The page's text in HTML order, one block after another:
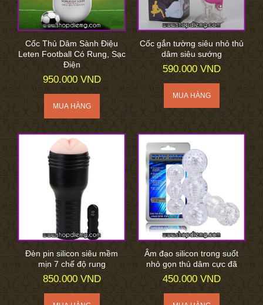
Cốc Thủ Dâm Sành Điệu
Leten Football Có Rung, Sạc
Điện
950.000 VND
Cốc gắn tường siêu nhỏ thủ
dâm siêu sướng
590.000 VND
Đèn pin silicon siêu mềm
mịn 7 chế độ rung
850.000 VND
Âm đạo silicon trong suốt
nhỏ gọn thủ dâm cực đã
450.000 VND